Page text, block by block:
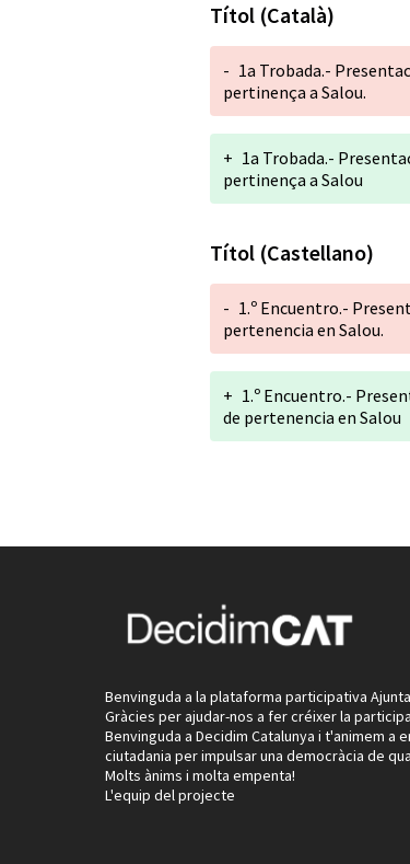
Títol (Català)
- 1a Trobada.-
pertinença a Salou.
+ 1a Trobada.-
pertinença a Salou
Títol (Castellano)
- 1.º Encuentro.-
pertenencia en Salou.
+ 1.º Encuentro.-
de pertenencia en Salou
Benvinguda a la plataforma participativa
Gràcies per ajudar-nos a fer créixer la
Benvinguda a Decidim Catalunya i t'animem a
ciutadania per impulsar una democràcia de
Molts ànims i molta empenta!
L'equip del projecte